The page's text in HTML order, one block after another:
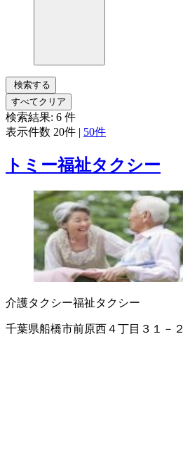
検索する
すべてクリア
検索結果: 6 件
表示件数 20件 | 50件
トミー福祉タクシー
介護タクシー福祉タクシー
千葉県船橋市前原西４丁目３１－２